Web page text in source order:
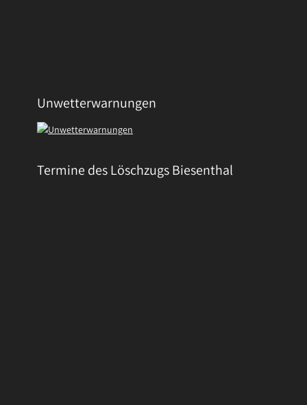
Unwetterwarnungen
Termine des Löschzugs Biesenthal